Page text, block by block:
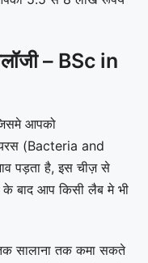
– BSc in
आपको
(Bacteria and
पड़ता है, इस चीज़ से
के बाद आप किसी लैब मे भी
सालाना तक कमा सकते